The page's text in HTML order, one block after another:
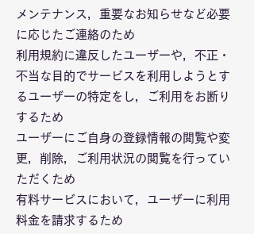
メンテナンス，重要なお知らせなど必要
に応じたご連絡のため
利用規約に違反したユーザーや，不正・
不当な目的でサービスを利用しようとす
るユーザーの特定をし，ご利用をお断り
するため
ユーザーにご自身の登録情報の閲覧や変
更，削除，ご利用状況の閲覧を行ってい
ただくため
有料サービスにおいて，ユーザーに利用
料金を請求するため